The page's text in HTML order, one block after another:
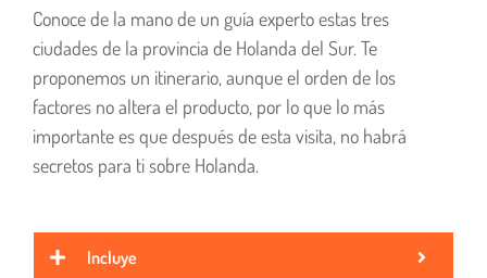
Conoce de la mano de un guía experto estas tres
ciudades de la provincia de Holanda del Sur. Te
proponemos un itinerario, aunque el orden de los
factores no altera el producto, por lo que lo más
importante es que después de esta visita, no habrá
secretos para ti sobre Holanda.
Incluye